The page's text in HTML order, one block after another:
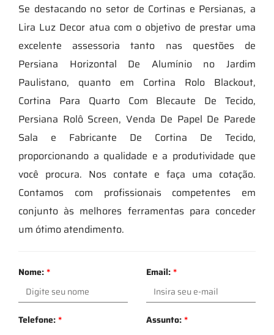
Se destacando no setor de Cortinas e Persianas, a
Lira Luz Decor atua com o objetivo de prestar uma
excelente assessoria tanto nas questões de
Persiana Horizontal De Alumínio no Jardim
Paulistano, quanto em Cortina Rolo Blackout,
Cortina Para Quarto Com Blecaute De Tecido,
Persiana Rolô Screen, Venda De Papel De Parede
Sala e Fabricante De Cortina De Tecido,
proporcionando a qualidade e a produtividade que
você procura. Nos contate e faça uma cotação.
Contamos com profissionais competentes em
conjunto às melhores ferramentas para conceder
um ótimo atendimento.
Nome:* Email:*
Telefone:* Assunto:*